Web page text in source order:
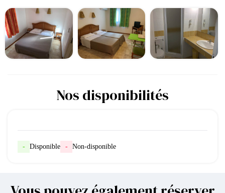
Nos disponibilités
- Disponible - Non-disponible